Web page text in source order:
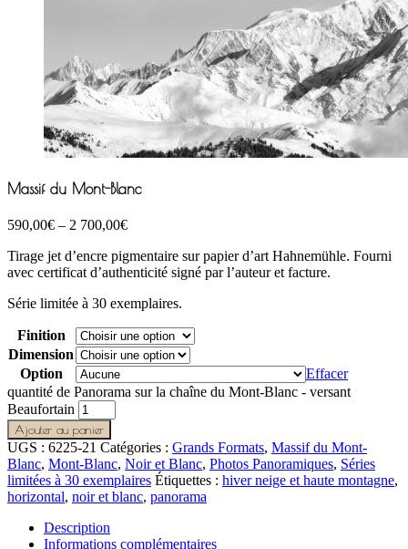
Massif du Mont-Blanc
590,00€ – 2 700,00€
Tirage jet d’encre pigmentaire sur papier d’art Hahnemühle. Fourni
avec certificat d’authenticité signé par l’auteur et facture.
Série limitée à 30 exemplaires.
Finition
Dimension
Option
Effacer
quantité de Panorama sur la chaîne du Mont-Blanc - versant
Beaufortain
Ajouter au panier
UGS : 6225-21 Catégories : Grands Formats, Massif du Mont-
Blanc, Mont-Blanc, Noir et Blanc, Photos Panoramiques, Séries
limitées à 30 exemplaires Étiquettes : hiver neige et haute montagne,
horizontal, noir et blanc, panorama
Description
Informations complémentaires